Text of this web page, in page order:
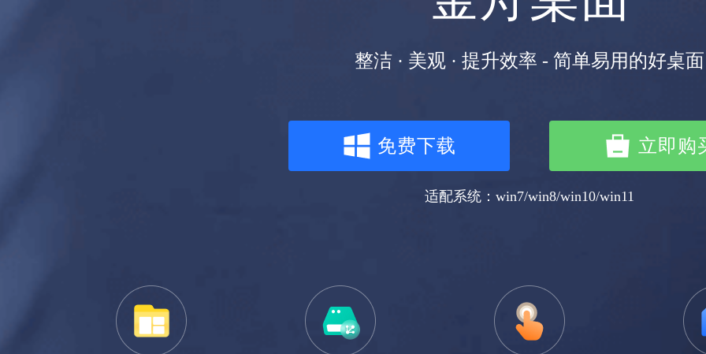
整洁 · 美观 · 提升效率 - 简单易用的好桌面
免费下载 立即购
适配系统：win7/win8/win10/win11